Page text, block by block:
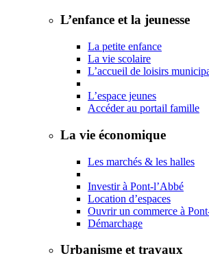
L’enfance et la jeunesse
La petite enfance
La vie scolaire
L’accueil de loisirs
L’espace jeunes
Accéder au portail famille
La vie économique
Les marchés & les halles
Investir à Pont-l’Abbé
Location d’espaces
Ouvrir un commerce à
Démarchage
Urbanisme et travaux